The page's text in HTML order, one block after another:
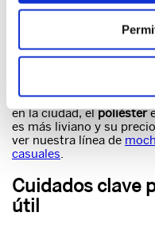
calor corporal.
Para mochilas,
Si buscas una mochila
en la ciudad, elpoliéster
es más liviano y su
ver nuestra línea de
casuales.
Cuidados clave
útil